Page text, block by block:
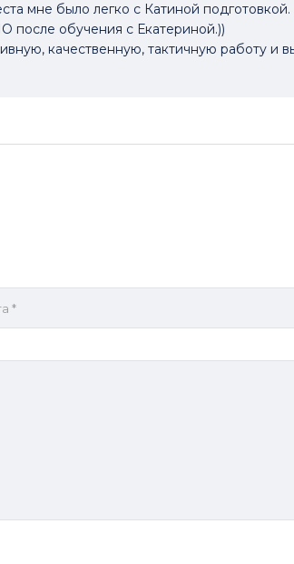
мне было легко с Катиной
после обучения с Екатериной.))
качественную, тактичную работу и